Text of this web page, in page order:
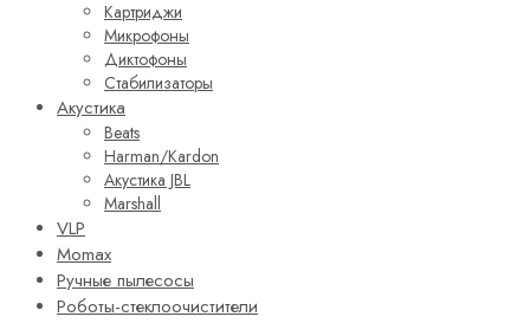
Картриджи
Микрофоны
Диктофоны
Стабилизаторы
Акустика
Beats
Harman/Kardon
Акустика JBL
Marshall
VLP
Momax
Ручные пылесосы
Роботы-стеклоочистители